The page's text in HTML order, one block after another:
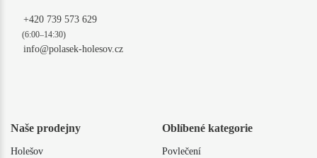
+420 739 573 629
(6:00–14:30)
info@polasek-holesov.cz
Naše prodejny
Holešov
Oblíbené kategorie
Povlečení